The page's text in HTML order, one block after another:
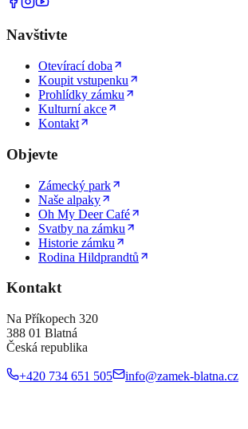
Navštivte
Otevírací doba
Koupit vstupenku
Prohlídky zámku
Kulturní akce
Kontakt
Objevte
Zámecký park
Naše alpaky
Oh My Deer Café
Svatby na zámku
Historie zámku
Rodina Hildprandtů
Kontakt
Na Příkopech 320
388 01 Blatná
Česká republika
+420 734 651 505 info@zamek-blatna.cz